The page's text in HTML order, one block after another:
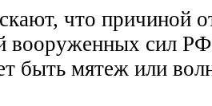
что причиной
вооруженных сил
быть мятеж или